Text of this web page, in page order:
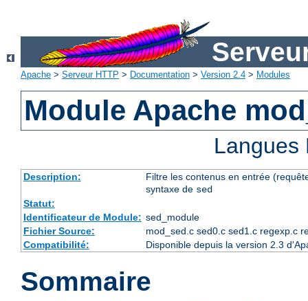
Apache > Serveur HTTP > Documentation > Version 2.4 > Modules
Module Apache
Description:
Filtre les contenus en entrée
syntaxe de sed
Statut:
Identificateur de Module: sed_module
Fichier Source:
mod_sed.c sed0.c sed1.c regexp.c
Compatibilité:
Disponible depuis la version 2.3
Sommaire